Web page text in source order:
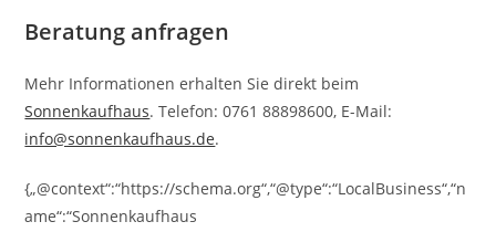
Beratung anfragen
Mehr Informationen erhalten Sie direkt beim
Sonnenkaufhaus. Telefon: 0761 88898600, E-Mail:
info@sonnenkaufhaus.de.
{„@context“:“https://schema.org“,“@type“:“LocalBusiness“,“n
ame“:“Sonnenkaufhaus